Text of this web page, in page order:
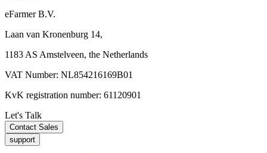
eFarmer B.V.
Laan van Kronenburg 14,
1183 AS Amstelveen, the Netherlands
VAT Number: NL854216169B01
KvK registration number: 61120901
Let's Talk
Contact Sales
support